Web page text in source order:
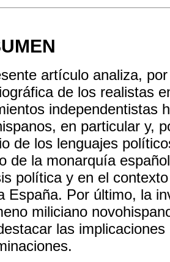
artículo analiza,
de los realistas
independentistas
en particular y,
de los lenguajes
de la monarquía
política y en el
España. Por último, la
miliciano
las